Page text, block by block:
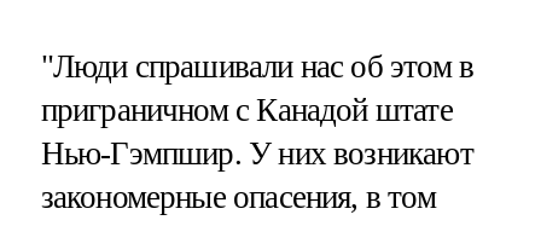
"Люди спрашивали нас об этом в
приграничном с Канадой штате
Нью-Гэмпшир. У них возникают
закономерные опасения, в том